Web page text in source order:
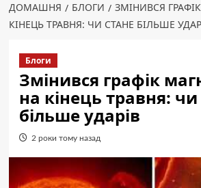
ДОМАШНЯ БЛОГИ
ЗМІНИВСЯ
КІНЕЦЬ ТРАВНЯ: ЧИ СТАНЕ БІЛЬШЕ
Блоги
Змінився графік
на кінець травня: чи
більше ударів
2 роки тому назад